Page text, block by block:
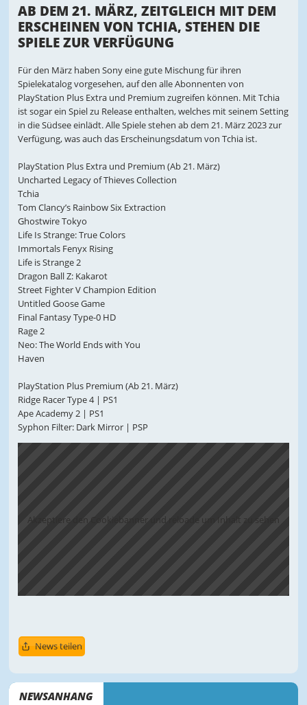
AB DEM 21. MÄRZ, ZEITGLEICH MIT DEM
ERSCHEINEN VON TCHIA, STEHEN DIE
SPIELE ZUR VERFÜGUNG
Für den März haben Sony eine gute Mischung für ihren
Spielekatalog vorgesehen, auf den alle Abonnenten von
PlayStation Plus Extra und Premium zugreifen können. Mit Tchia
ist sogar ein Spiel zu Release enthalten, welches mit seinem Setting
in die Südsee einlädt. Alle Spiele stehen ab dem 21. März 2023 zur
Verfügung, was auch das Erscheinungsdatum von Tchia ist.
PlayStation Plus Extra und Premium (Ab 21. März)
Uncharted Legacy of Thieves Collection
Tchia
Tom Clancy’s Rainbow Six Extraction
Ghostwire Tokyo
Life Is Strange: True Colors
Immortals Fenyx Rising
Life is Strange 2
Dragon Ball Z: Kakarot
Street Fighter V Champion Edition
Untitled Goose Game
Final Fantasy Type-0 HD
Rage 2
Neo: The World Ends with You
Haven
PlayStation Plus Premium (Ab 21. März)
Ridge Racer Type 4 | PS1
Ape Academy 2 | PS1
Syphon Filter: Dark Mirror | PSP
Akzeptiere den Cookiebanner und reloade um Inhalt zu sehen
News teilen
NEWSANHANG